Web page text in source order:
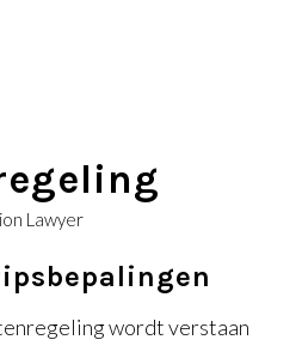
Lawyer
wordt verstaan